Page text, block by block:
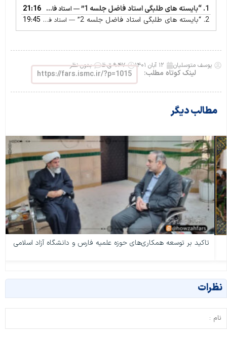
1. “بایسته های طلبگی استاد فاضل جلسه 1” — استاد فاضل
21:16
2. “بایسته های طلبگی استاد فاضل جلسه 2” — استاد فاضل 19:45
یوسف متوسلیان ۱۲ آبان ۱۴۰۱ ۹:۴۷ ق.ظ بدون نظر
لینک کوتاه مطلب: https://fars.ismc.ir/?p=1015
مطالب دیگر
تاکید بر توسعه همکاری‌های حوزه علمیه فارس و دانشگاه آزاد اسلامی
نظرات